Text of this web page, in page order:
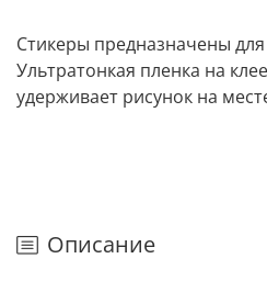
Стикеры предназначены для
Ультратонкая пленка на
удерживает рисунок на
Описание